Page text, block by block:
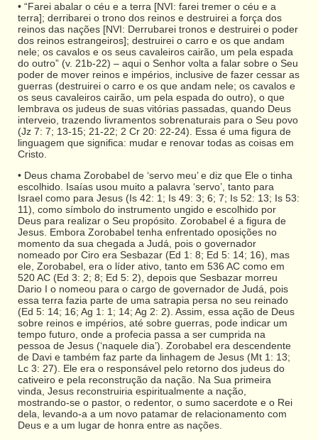
• “Farei abalar o céu e a terra [NVI: farei tremer o céu e a
terra]; derribarei o trono dos reinos e destruirei a força dos
reinos das nações [NVI: Derrubarei tronos e destruirei o poder
dos reinos estrangeiros]; destruirei o carro e os que andam
nele; os cavalos e os seus cavaleiros cairão, um pela espada
do outro” (v. 21b-22) – aqui o Senhor volta a falar sobre o Seu
poder de mover reinos e impérios, inclusive de fazer cessar as
guerras (destruirei o carro e os que andam nele; os cavalos e
os seus cavaleiros cairão, um pela espada do outro), o que
lembrava os judeus de suas vitórias passadas, quando Deus
interveio, trazendo livramentos sobrenaturais para o Seu povo
(Jz 7: 7; 13-15; 21-22; 2 Cr 20: 22-24). Essa é uma figura de
linguagem que significa: mudar e renovar todas as coisas em
Cristo.
• Deus chama Zorobabel de ‘servo meu’ e diz que Ele o tinha
escolhido. Isaías usou muito a palavra ‘servo’, tanto para
Israel como para Jesus (Is 42: 1; Is 49: 3; 6; 7; Is 52: 13; Is 53:
11), como símbolo do instrumento ungido e escolhido por
Deus para realizar o Seu propósito. Zorobabel é a figura de
Jesus. Embora Zorobabel tenha enfrentado oposições no
momento da sua chegada a Judá, pois o governador
nomeado por Ciro era Sesbazar (Ed 1: 8; Ed 5: 14; 16), mas
ele, Zorobabel, era o líder ativo, tanto em 536 AC como em
520 AC (Ed 3: 2; 8; Ed 5: 2), depois que Sesbazar morreu
Dario I o nomeou para o cargo de governador de Judá, pois
essa terra fazia parte de uma satrapia persa no seu reinado
(Ed 5: 14; 16; Ag 1: 1; 14; Ag 2: 2). Assim, essa ação de Deus
sobre reinos e impérios, até sobre guerras, pode indicar um
tempo futuro, onde a profecia passa a ser cumprida na
pessoa de Jesus (‘naquele dia’). Zorobabel era descendente
de Davi e também faz parte da linhagem de Jesus (Mt 1: 13;
Lc 3: 27). Ele era o responsável pelo retorno dos judeus do
cativeiro e pela reconstrução da nação. Na Sua primeira
vinda, Jesus reconstruiria espiritualmente a nação,
mostrando-se o pastor, o redentor, o sumo sacerdote e o Rei
dela, levando-a a um novo patamar de relacionamento com
Deus e a um lugar de honra entre as nações.